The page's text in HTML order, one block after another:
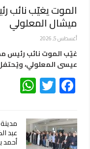
الموت يغيّب نائب
ميشال المعلولي
أغسطس 5, 2026
غيّب الموت نائب رئيس
عيسى المعلولي،
Facebook
Twitter
عبد
أحمد